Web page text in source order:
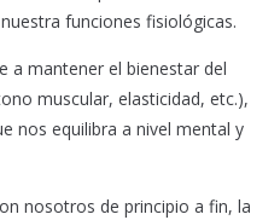
funciones fisiológicas.
a mantener el bienestar del
muscular, elasticidad, etc.),
nos equilibra a nivel mental y
nosotros de principio a fin, la